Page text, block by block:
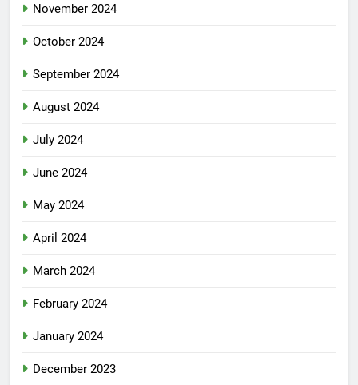
November 2024
October 2024
September 2024
August 2024
July 2024
June 2024
May 2024
April 2024
March 2024
February 2024
January 2024
December 2023